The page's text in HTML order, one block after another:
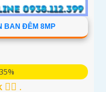
BAN ĐÊM 8MP
.